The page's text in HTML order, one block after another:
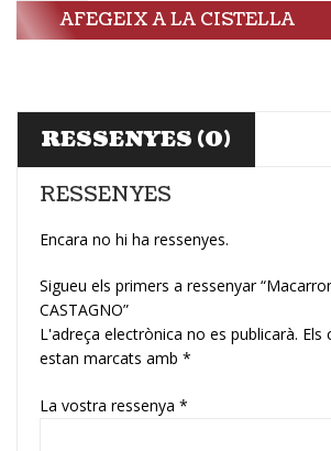
AFEGEIX A LA CISTELLA
RESSENYES (0)
RESSENYES
Encara no hi ha ressenyes.
Sigueu els primers a ressenyar
CASTAGNO”
L'adreça electrònica no es publicarà. Els
estan marcats amb *
La vostra ressenya *